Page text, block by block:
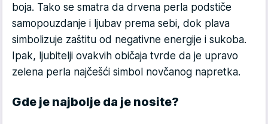
boja. Tako se smatra da drvena perla podstiče
samopouzdanje i ljubav prema sebi, dok plava
simbolizuje zaštitu od negativne energije i sukoba.
Ipak, ljubitelji ovakvih običaja tvrde da je upravo
zelena perla najčešći simbol novčanog napretka.
Gde je najbolje da je nosite?